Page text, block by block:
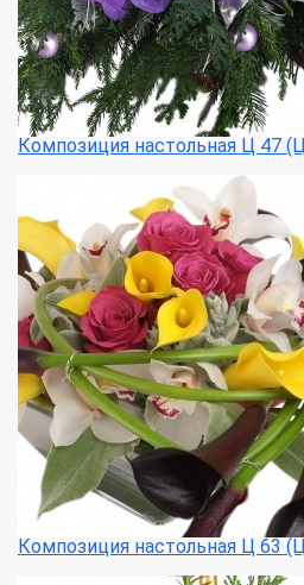
Композиция настольная Ц 47
Композиция настольная Ц 63